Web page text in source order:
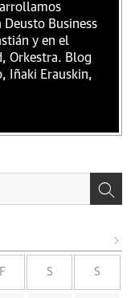
Business
y en el
Orkestra. Blog
Iñaki Erauskin,
F S S